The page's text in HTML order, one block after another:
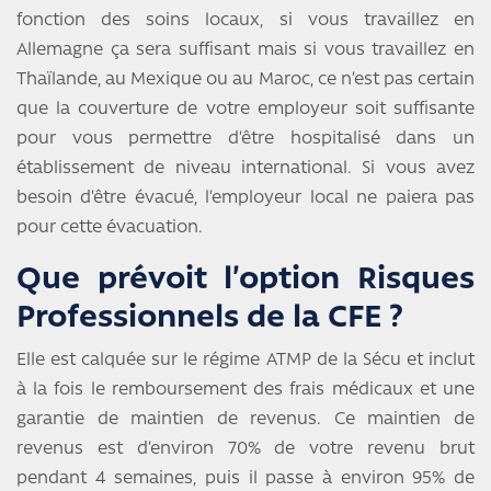
fonction des soins locaux, si vous travaillez en
Allemagne ça sera suffisant mais si vous travaillez en
Thaïlande, au Mexique ou au Maroc, ce n’est pas certain
que la couverture de votre employeur soit suffisante
pour vous permettre d’être hospitalisé dans un
établissement de niveau international. Si vous avez
besoin d’être évacué, l’employeur local ne paiera pas
pour cette évacuation.
Que prévoit l’option Risques
Professionnels de la CFE ?
Elle est calquée sur le régime ATMP de la Sécu et inclut
à la fois le remboursement des frais médicaux et une
garantie de maintien de revenus. Ce maintien de
revenus est d’environ 70% de votre revenu brut
pendant 4 semaines, puis il passe à environ 95% de